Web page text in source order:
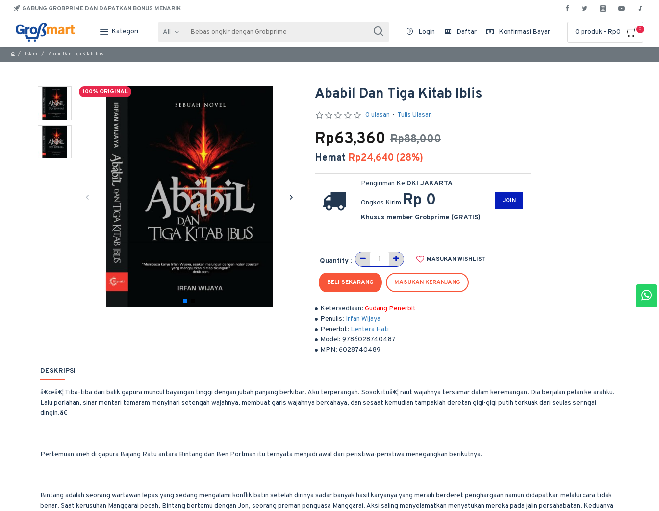
GABUNG GROBPRIME DAN DAPATKAN BONUS MENARIK
Kategori All Login Daftar Konfirmasi Bayar 0 produk - Rp0 0
Islami Ababil Dan Tiga Kitab Iblis
100% ORIGINAL Ababil Dan Tiga Kitab Iblis
Ketersediaan: Gudang Penerbit
Penulis: Irfan Wijaya
Penerbit: Lentera Hati
Model: 9786028740487
MPN: 6028740489
0 ulasan - Tulis Ulasan
Rp88,000
Rp63,360
Hemat Rp24,640 (28%)
Pengiriman Ke DKI JAKARTA
Ongkos Kirim Rp 0
Khusus member Grobprime (GRATIS)
JOIN
Quantity : MASUKAN WISHLIST
BELI SEKARANG MASUKAN KERANJANG
DESKRIPSI
â€œâ€¦ Tiba-tiba dari balik gapura muncul bayangan tinggi dengan jubah panjang berkibar. Aku terperangah. Sosok ituâ€¦ raut wajahnya tersamar dalam keremangan. Dia berjalan pelan ke arahku.
Lalu perlahan, sinar mentari temaram menyinari setengah wajahnya, membuat garis wajahnya bercahaya, dan sesaat kemudian tampaklah deretan gigi-gigi putih terkuak dari seulas seringai
dingin.â€
Pertemuan aneh di gapura Bajang Ratu antara Bintang dan Ben Portman itu ternyata menjadi awal dari peristiwa-peristiwa menegangkan berikutnya.
Bintang adalah seorang wartawan lepas yang sedang mengalami konflik batin setelah dirinya sadar banyak hasil karyanya yang meraih berderet penghargaan namun didapatkan melalui cara tidak
benar. Saat kerusuhan Manggarai pecah, Bintang bertemu dengan Jon, seorang preman penguasa Manggarai. Aksi saling menyelamatkan menyatukan mereka pada jalin persahabatan. Keduanya